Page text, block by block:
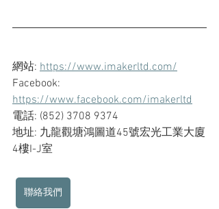
網站: https://www.imakerltd.com/
Facebook:
https://www.facebook.com/imakerltd
電話: (852) 3708 9374
地址: 九龍觀塘鴻圖道45號宏光工業大廈
4樓I-J室
聯絡我們